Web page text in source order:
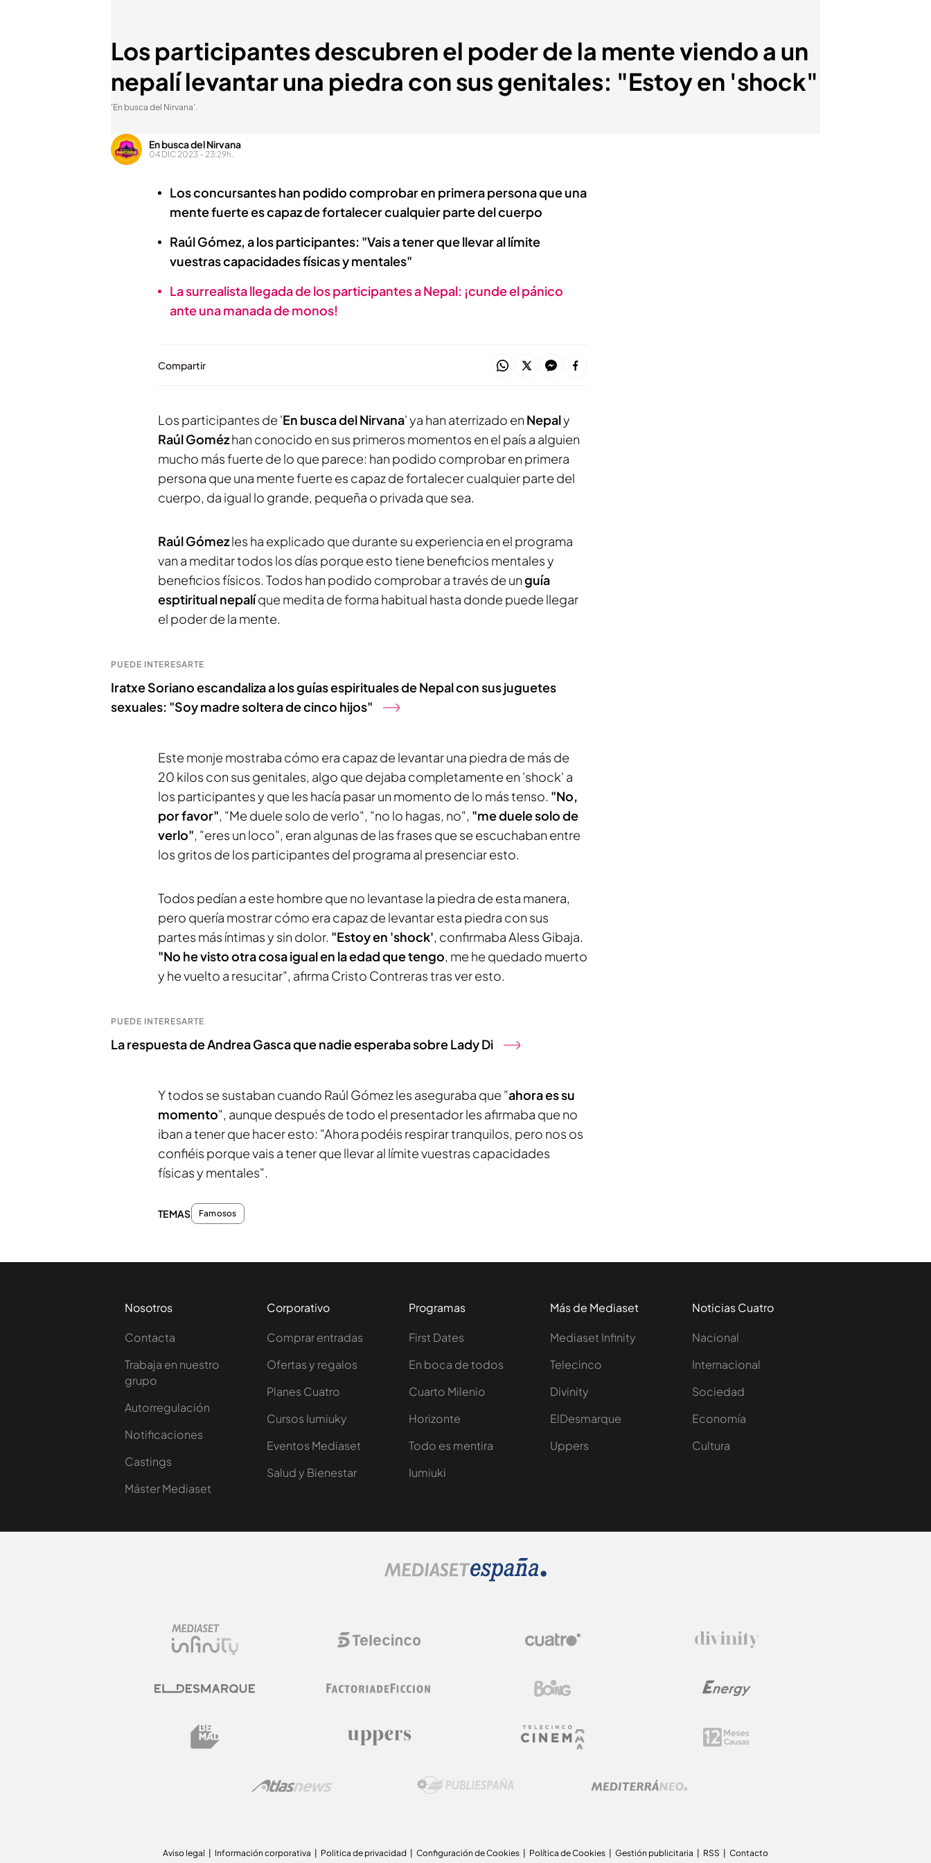
Los participantes descubren el poder de la mente viendo a un
nepalí levantar una piedra con sus genitales: "Estoy en 'shock"
'En busca del Nirvana'.
En busca del Nirvana
04 DIC 2023 - 23:29h.
Los concursantes han podido comprobar en primera persona que una
mente fuerte es capaz de fortalecer cualquier parte del cuerpo
Raúl Gómez, a los participantes: "Vais a tener que llevar al límite
vuestras capacidades físicas y mentales"
La surrealista llegada de los participantes a Nepal: ¡cunde el pánico
ante una manada de monos!
Compartir
Los participantes de 'En busca del Nirvana' ya han aterrizado en Nepaly
Raúl Gomézhan conocido en sus primeros momentos en el país a alguien
mucho más fuerte de lo que parece: han podido comprobar en primera
persona que una mente fuerte es capaz de fortalecer cualquier parte del
cuerpo, da igual lo grande, pequeña o privada que sea.
Raúl Gómezles ha explicado que durante su experiencia en el programa
van a meditar todos los días porque esto tiene beneficios mentales y
beneficios físicos. Todos han podido comprobar a través de unguía
esptiritual nepalíque medita de forma habitual hasta donde puede llegar
el poder de la mente.
PUEDE INTERESARTE
Iratxe Soriano escandaliza a los guías espirituales de Nepal con sus juguetes
sexuales: "Soy madre soltera de cinco hijos"
Este monje mostraba cómo era capaz de levantar una piedra de más de
20 kilos con sus genitales, algo que dejaba completamente en 'shock' a
los participantes y que les hacía pasar un momento de lo más tenso. "No,
por favor", "Me duele solo de verlo", "no lo hagas, no", "me duele solo de
verlo", "eres un loco", eran algunas de las frases que se escuchaban entre
los gritos de los participantes del programa al presenciar esto.
Todos pedían a este hombre que no levantase la piedra de esta manera,
pero quería mostrar cómo era capaz de levantar esta piedra con sus
partes más íntimas y sin dolor. "Estoy en 'shock', confirmaba Aless Gibaja.
"No he visto otra cosa igual en la edad que tengo, me he quedado muerto
y he vuelto a resucitar", afirma Cristo Contreras tras ver esto.
PUEDE INTERESARTE
La respuesta de Andrea Gasca que nadie esperaba sobre Lady Di
Y todos se sustaban cuando Raúl Gómez les aseguraba que "ahora es su
momento", aunque después de todo el presentador les afirmaba que no
iban a tener que hacer esto: "Ahora podéis respirar tranquilos, pero nos os
confiéis porque vais a tener que llevar al límite vuestras capacidades
físicas y mentales".
TEMAS Famosos
Nosotros
Contacta
Trabaja en nuestro
grupo
Autorregulación
Notificaciones
Castings
Máster Mediaset
Corporativo
Comprar entradas
Ofertas y regalos
Planes Cuatro
Cursos Iumiuky
Eventos Mediaset
Salud y Bienestar
Programas
First Dates
En boca de todos
Cuarto Milenio
Horizonte
Todo es mentira
Iumiuki
Más de Mediaset
Mediaset Infinity
Telecinco
Divinity
ElDesmarque
Uppers
Noticias Cuatro
Nacional
Internacional
Sociedad
Economía
Cultura
Aviso legal Información corporativa Politica de privacidad Configuración de Cookies Política de Cookies Gestión publicitaria RSS Contacto